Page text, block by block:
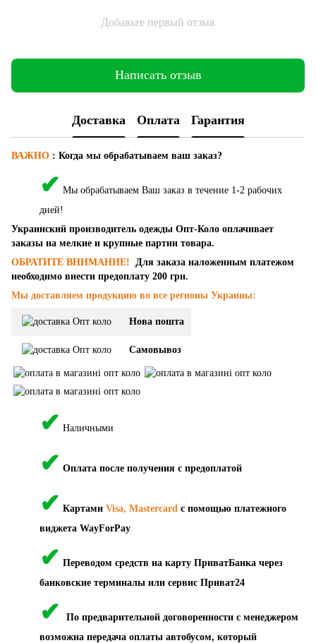
Добавьте первый отзыв
Написать отзыв
Доставка Оплата Гарантия
ВАЖНО : Когда мы обрабатываем ваш заказ?
✔ Мы обрабатываем Ваш заказ в течение 1-2 рабочих
дней!
Украинский производитель одежды Опт-Коло оплачивает
заказы на мелкие и крупные партии товара.
ОБРАТИТЕ ВНИМАНИЕ!
Для заказа наложенным платежом
необходимо внести предоплату 200 грн.
Мы доставляем продукцию во все регионы Украины:
Нова пошта
Самовывоз
✔ Наличными
✔ Оплата после получения с предоплатой
✔ Картами Visa, Mastercard с помощью платежного
виджета WayForPay
✔ Переводом средств на карту ПриватБанка через
банковские терминалы или сервис Приват24
✔
По предварительной договоренности с менеджером
возможна передача оплаты автобусом, который